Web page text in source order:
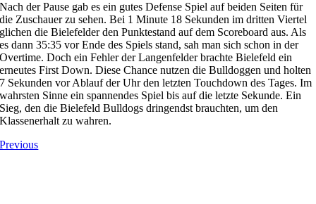
Nach der Pause gab es ein gutes Defense Spiel auf beiden Seiten für
die Zuschauer zu sehen. Bei 1 Minute 18 Sekunden im dritten Viertel
glichen die Bielefelder den Punktestand auf dem Scoreboard aus. Als
es dann 35:35 vor Ende des Spiels stand, sah man sich schon in der
Overtime. Doch ein Fehler der Langenfelder brachte Bielefeld ein
erneutes First Down. Diese Chance nutzen die Bulldoggen und holten
7 Sekunden vor Ablauf der Uhr den letzten Touchdown des Tages. Im
wahrsten Sinne ein spannendes Spiel bis auf die letzte Sekunde. Ein
Sieg, den die Bielefeld Bulldogs dringendst brauchten, um den
Klassenerhalt zu wahren.
Previous